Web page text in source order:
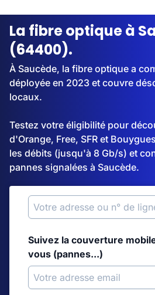
Streaming
La fibre optique à
(64400).
À Saucède, la fibre optique a
déployée en 2023 et couvre
locaux.
Testez votre éligibilité pour
d'Orange, Free, SFR et
les débits (jusqu'à 8 Gb/s) et
pannes signalées à Saucède.
Suivez la couverture
vous (pannes...)